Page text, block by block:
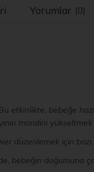
Yorumlar (0)
bebeğe
moralini
düzenlemek için bazı
doğumuna